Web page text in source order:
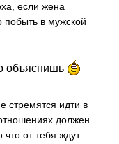
если жена
побыть в мужской
объяснишь
стремятся идти в
должен
что от тебя ждут